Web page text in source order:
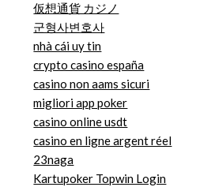
仮想通貨 カジノ
군형사변호사
nhà cái uy tin
crypto casino españa
casino non aams sicuri
migliori app poker
casino online usdt
casino en ligne argent réel
23naga
Kartupoker Topwin Login